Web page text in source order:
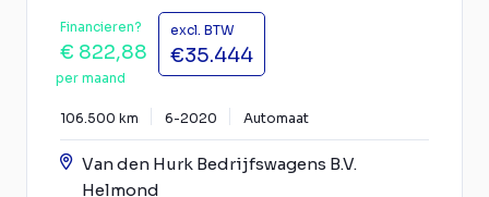
Financieren?
€ 822,88
per maand
excl. BTW
€35.444
106.500 km 6-2020 Automaat
Van den Hurk Bedrijfswagens B.V.
Helmond